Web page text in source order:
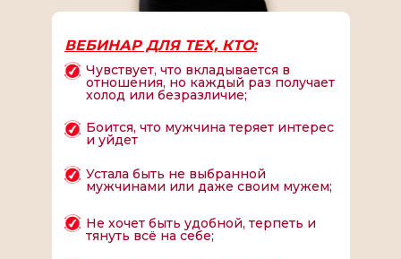
Не хочет быть удобной, терпеть и
тянуть всё на себе;
Устала быть не выбранной
мужчинами или даже своим мужем;
Боится, что мужчина теряет интерес
и уйдет
Чувствует, что вкладывается в
отношения, но каждый раз получает
холод или безразличие;
ВЕБИНАР ДЛЯ ТЕХ, КТО: